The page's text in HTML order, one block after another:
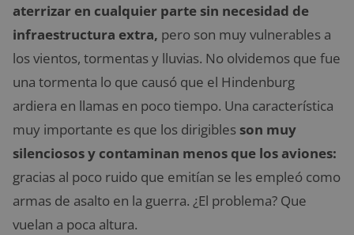
aterrizar en cualquier parte sin necesidad de
infraestructura extra, pero son muy vulnerables a
los vientos, tormentas y lluvias. No olvidemos que fue
una tormenta lo que causó que el Hindenburg
ardiera en llamas en poco tiempo. Una característica
muy importante es que los dirigibles son muy
silenciosos y contaminan menos que los aviones:
gracias al poco ruido que emitían se les empleó como
armas de asalto en la guerra. ¿El problema? Que
vuelan a poca altura.